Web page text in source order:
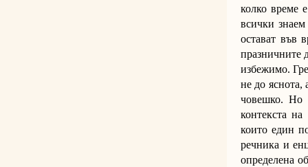
колко време
всички знаем
остават във
празничните
избежимо.
не до яснота,
човешко. Но
контекста
които един
речника и
определена